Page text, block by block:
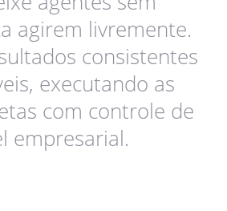
agirem livremente.
consistentes
executando as
com controle de
empresarial.